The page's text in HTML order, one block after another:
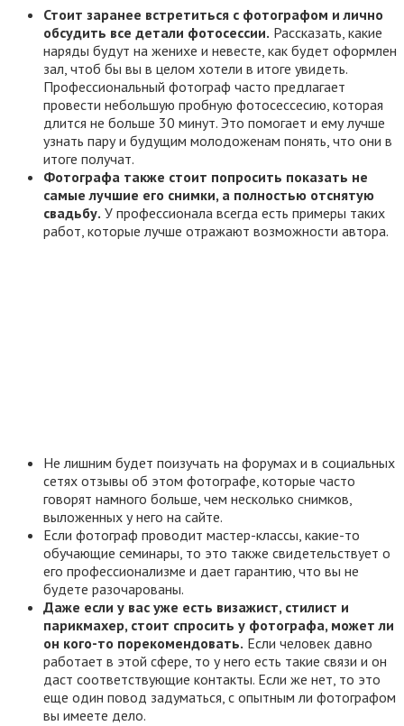
Стоит заранее встретиться с фотографом и лично
обсудить все детали фотосессии. Рассказать, какие
наряды будут на женихе и невесте, как будет оформлен
зал, чтоб бы вы в целом хотели в итоге увидеть.
Профессиональный фотограф часто предлагает
провести небольшую пробную фотосессесию, которая
длится не больше 30 минут. Это помогает и ему лучше
узнать пару и будущим молодоженам понять, что они в
итоге получат.
Фотографа также стоит попросить показать не
самые лучшие его снимки, а полностью отснятую
свадьбу. У профессионала всегда есть примеры таких
работ, которые лучше отражают возможности автора.
Не лишним будет поизучать на форумах и в социальных
сетях отзывы об этом фотографе, которые часто
говорят намного больше, чем несколько снимков,
выложенных у него на сайте.
Если фотограф проводит мастер-классы, какие-то
обучающие семинары, то это также свидетельствует о
его профессионализме и дает гарантию, что вы не
будете разочарованы.
Даже если у вас уже есть визажист, стилист и
парикмахер, стоит спросить у фотографа, может ли
он кого-то порекомендовать. Если человек давно
работает в этой сфере, то у него есть такие связи и он
даст соответствующие контакты. Если же нет, то это
еще один повод задуматься, с опытным ли фотографом
вы имеете дело.